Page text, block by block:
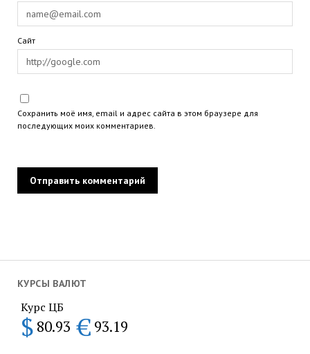
КУРСЫ ВАЛЮТ
Курс ЦБ
$ 80.93 € 93.19
Сайт
Сохранить моё имя, email и адрес сайта в этом браузере для
последующих моих комментариев.